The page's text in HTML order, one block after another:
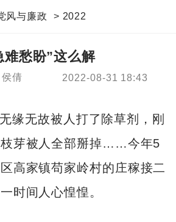
风与廉政 > 2022
难愁盼”这么解
倩 2022-08-31 18:43
缘无故被人打了除草剂，刚
枝芽被人全部掰掉……今年5
高家镇苟家岭村的庄稼接二
时间人心惶惶。